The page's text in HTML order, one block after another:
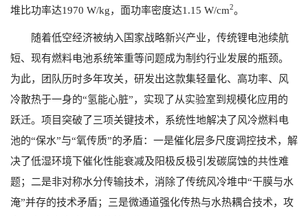
堆比功率达1970 W/kg，面功率密度达1.15 W/cm2。
随着低空经济被纳入国家战略新兴产业，传统锂电池续航
短、现有燃料电池系统笨重等问题成为制约行业发展的瓶颈。
为此，团队历时多年攻关，研发出这款集轻量化、高功率、风
冷散热于一身的“氢能心脏”，实现了从实验室到规模化应用的
跃迁。项目突破了三项关键技术，系统性地解决了风冷燃料电
池的“保水”与“氧传质”的矛盾：一是催化层多尺度调控技术，解
决了低湿环境下催化性能衰减及阳极反极引发碳腐蚀的共性难
题；二是非对称水分传输技术，消除了传统风冷堆中“干膜与水
淹”并存的技术矛盾；三是微通道强化传热与水热耦合技术，攻